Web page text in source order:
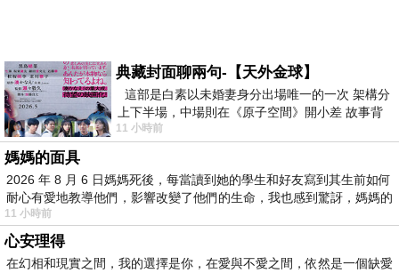
典藏封面聊兩句-【天外金球】
這部是白素以未婚妻身分出場唯一的一次 架構分
上下半場，中場則在《原子空間》開小差 故事背
景影射西藏境外流亡 地下組織
11 小時前
媽媽的面具
2026 年 8 月 6 日媽媽死後，每當讀到她的學生和好友寫到其生前如何
耐心有愛地教導他們，影響改變了他們的生命，我也感到驚訝，媽媽的
11 小時前
心安理得
在幻相和現實之間，我的選擇是你，在愛與不愛之間，依然是一個缺愛